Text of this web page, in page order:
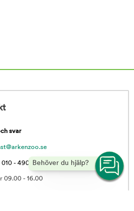
Behöver du hjälp?
svar
010 - 490 62 55
09.00 - 16.00